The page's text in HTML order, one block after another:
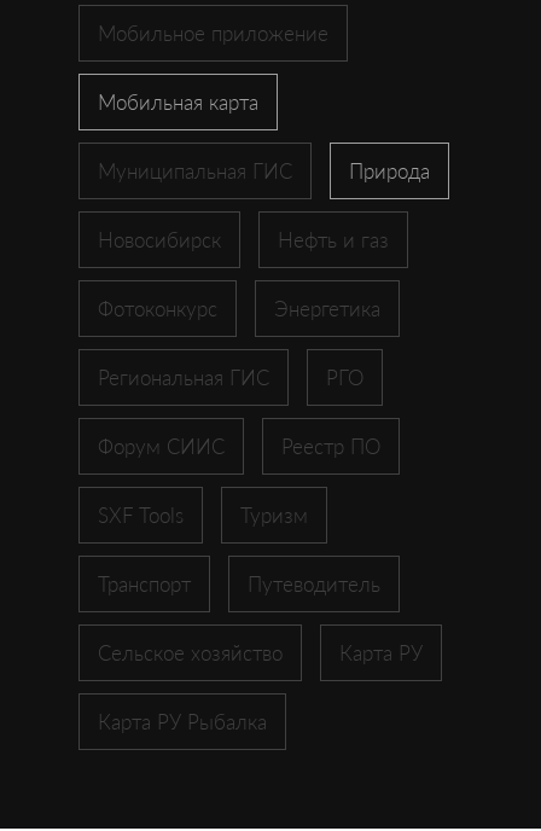
Мобильное приложение
Мобильная карта
Муниципальная ГИС Природа
Новосибирск Нефть и газ
Фотоконкурс Энергетика
Региональная ГИС РГО
Форум СИИС Реестр ПО
SXF Tools Туризм
Транспорт Путеводитель
Сельское хозяйство Карта РУ
Карта РУ Рыбалка